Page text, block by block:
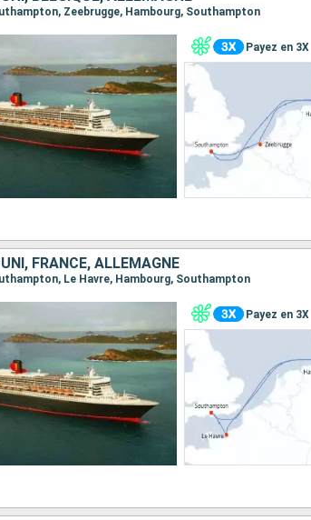
Zeebrugge, Hambourg, Southampton
Payez en 3X
FRANCE, ALLEMAGNE
Le Havre, Hambourg, Southampton
Payez en 3X